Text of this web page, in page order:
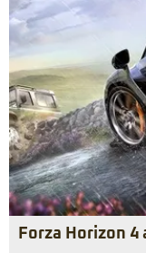
Forza Horizon